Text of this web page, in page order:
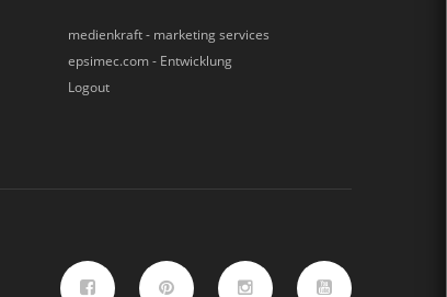
medienkraft - marketing services
epsimec.com - Entwicklung
Logout